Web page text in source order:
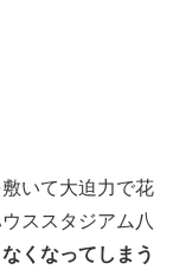
いて大迫力で花
ススタジアム八
くなってしまう